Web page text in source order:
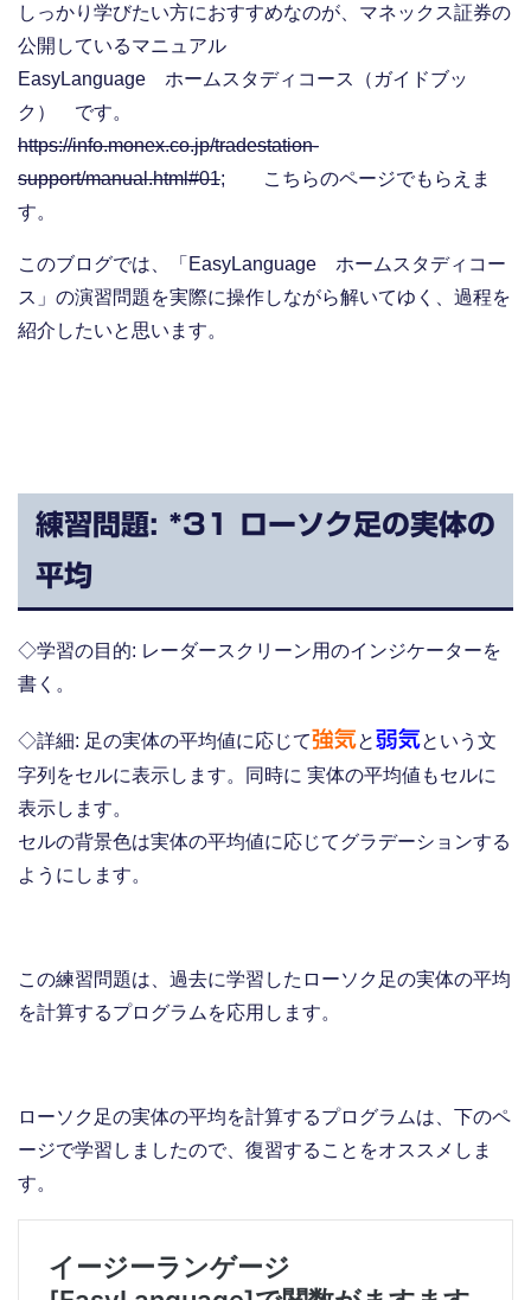
しっかり学びたい方におすすめなのが、マネックス証券の
公開しているマニュアル
EasyLanguage ホームスタディコース（ガイドブッ
ク） です。
https://info.monex.co.jp/tradestation-
support/manual.html#01; こちらのページでもらえま
す。
このブログでは、「EasyLanguage ホームスタディコー
ス」の演習問題を実際に操作しながら解いてゆく、過程を
紹介したいと思います。
練習問題: *31 ローソク足の実体の
平均
◇学習の目的: レーダースクリーン用のインジケーターを
書く。
◇詳細: 足の実体の平均値に応じて強気と弱気という文
字列をセルに表示します。同時に 実体の平均値もセルに
表示します。
セルの背景色は実体の平均値に応じてグラデーションする
ようにします。
この練習問題は、過去に学習したローソク足の実体の平均
を計算するプログラムを応用します。
ローソク足の実体の平均を計算するプログラムは、下のペ
ージで学習しましたので、復習することをオススメしま
す。